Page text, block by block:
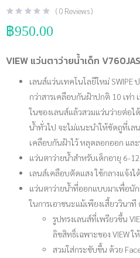
(0 Reviews )
฿950.00
VIEW แว่นตาว่ายน้ำเด็ก
เลนส์แว่นเทคโนโลยีใหม่
กว่าสารเคลือบกันฝ้าปกติ 10 เท่า
ในของเลนส์แล้วสวมแว่นว่ายต่อไ
น้ำทั่วไป จะไม่แนะนำให้ขัดถูที่เล
เคลือบกันฝ้าไว้ หลุดลอกออก แล
แว่นตาว่ายน้ำสำหรับเด็กอายุ 6-
เลนส์เคลือบตัดแสง ใช้กลางแจ้งไ
แว่นตาว่ายน้ำที่ออกแบบมาเพื่อนัก
ในการเอาชนะแม้เพียงเสี้ยววินาที
รูปทรงเลนส์ที่เพรียวขึ้น
ลิขสิทธิ์เฉพาะของ VIEW
สวมใส่กระชับขึ้น ด้วย